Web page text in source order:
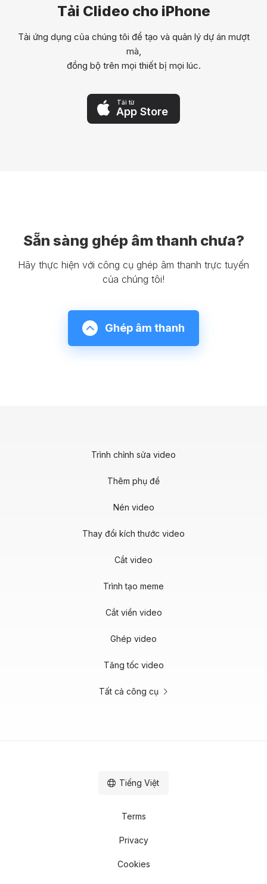
Tải Clideo cho iPhone
Tải ứng dụng của chúng tôi để tạo và quản lý dự án mượt
mà,
đồng bộ trên mọi thiết bị mọi lúc.
Tải từ
App Store
Sẵn sàng ghép âm thanh chưa?
Hãy thực hiện với công cụ ghép âm thanh trực tuyến
của chúng tôi!
Ghép âm thanh
Trình chỉnh sửa video
Thêm phụ đề
Nén video
Thay đổi kích thước video
Cắt video
Trình tạo meme
Cắt viền video
Ghép video
Tăng tốc video
Tất cả công cụ
Terms
Privacy
Cookies
Tiếng Việt